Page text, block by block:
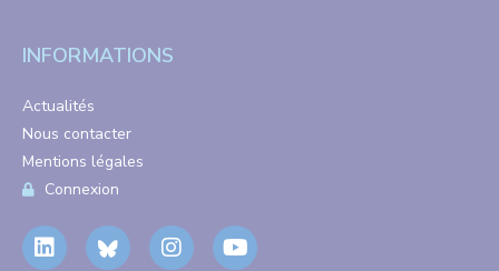
INFORMATIONS
Actualités
Nous contacter
Mentions légales
Connexion